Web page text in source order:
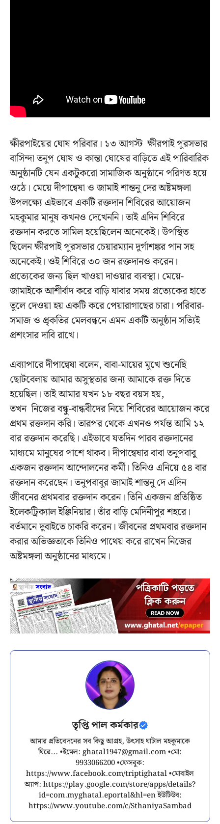
ক্ষীরপাইয়ের ঘোষ পরিবার। ১৩ আগস্ট ক্ষীরপাই পুরসভার
বাসিন্দা তনুপ ঘোষ ও কান্তা ঘোষের বাড়িতে এই পারিবারিক
অনুষ্ঠানটি যেন একটুকরো সামাজিক অনুষ্ঠানে পরিণত হয়ে
ওঠে। মেয়ে দীপান্বেষা ও জামাই শান্তনু দের অষ্টমঙ্গলা
উপলক্ষ্যে এইভাবে একটি রক্তদান শিবিরের আয়োজন
মহকুমার মানুষ কখনও দেখেননি। তাই এদিন শিবিরে
রক্তদান করতে সামিল হয়েছিলেন অনেকেই। উপস্থিত
ছিলেন ক্ষীরপাই পুরসভার চেয়ারম্যান দুর্গাশঙ্কর পান সহ
অনেকেই। ওই শিবিরে ৩০ জন রক্তদানও করেন।
প্রত্যেকের জন্য ছিল খাওয়া দাওয়ার ব্যবস্থা। মেয়ে-
জামাইকে আশীর্বাদ করে বাড়ি যাবার সময় প্রত্যেকের হাতে
তুলে দেওয়া হয় একটি করে পেয়ারাগাছের চারা। পরিবার-
সমাজ ও প্রৃকতির মেলবন্ধনে এমন একটি অনুষ্ঠান সত্যিই
প্রশংসার দাবি রাখে।
এব্যাপারে দীপান্বেষা বলেন, বাবা-মায়ের মুখে শুনেছি
ছোটবেলায় আমার অসুস্থতার জন্য আমাকে রক্ত দিতে
হয়েছিল। তাই আমার যখন ১৮ বছর বয়স হয়,
তখন নিজের বন্ধু-বান্ধবীদের নিয়ে শিবিরের আয়োজন করে
প্রথম রক্তদান করি। তারপর থেকে এখনও পর্যন্ত আমি ১২
বার রক্তদান করেছি। এইভাবে যতদিন পারব রক্তদানের
মাধ্যমে মানুষের পাশে থাকব। দীপান্বেষার বাবা তনুপবাবু
একজন রক্তদান আন্দোলনের কর্মী। তিনিও এনিয়ে ৫৪ বার
রক্তদান করেছেন। তনুপবাবুর জামাই শান্তনু দে এদিন
জীবনের প্রথমবার রক্তদান করেন। তিনি একজন প্রতিষ্ঠিত
ইলেকট্রিক্যাল ইঞ্জিনিয়ার। তাঁর বাড়ি মেদিনীপুর শহরে।
বর্তমানে দুবাইতে চাকরি করেন। জীবনের প্রথমবার রক্তদান
করার অভিজ্ঞতাকে তিনিও পাথেয় করে রাখেন নিজের
অষ্টমঙ্গলা অনুষ্ঠানের মাধ্যমে।
তৃপ্তি পাল কর্মকার
আমার প্রতিবেদনের সব কিছু আগ্রহ, উৎসাহ ঘাটাল মহকুমাকে
ঘিরে... •ইমেল: ghatal1947@gmail.com•মো:
9933066200 •ফেসবুক:
https://www.facebook.com/triptighatal •মোবাইল
অ্যাপ: https://play.google.com/store/apps/details?
id=com.myghatal.eportal&hl=en ইউটিউব:
https://www.youtube.com/c/SthaniyaSambad